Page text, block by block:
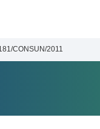
CONSUN/2011